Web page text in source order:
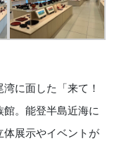
に面した「来て！
館。能登半島近海に
展示やイベントが